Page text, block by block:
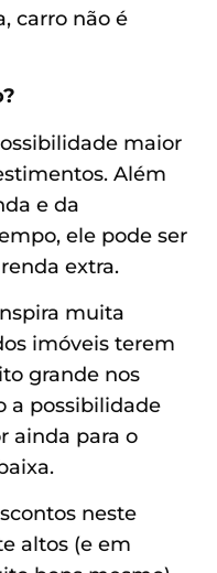
carro não é
maior
Além
e da
ele pode ser
extra.
muita
imóveis terem
grande nos
a possibilidade
ainda para o
neste
altos (e em